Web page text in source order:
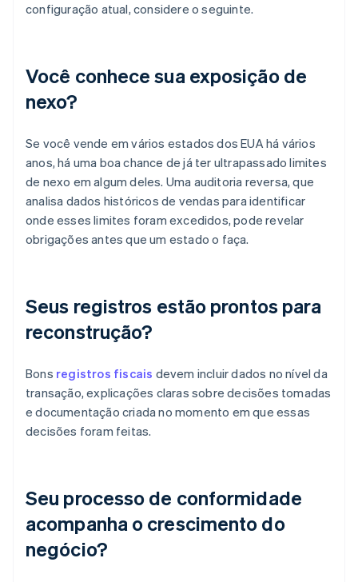
configuração atual, considere o seguinte.
Você conhece sua exposição de
nexo?
Se você vende em vários estados dos EUA há vários
anos, há uma boa chance de já ter ultrapassado limites
de nexo em algum deles. Uma auditoria reversa, que
analisa dados históricos de vendas para identificar
onde esses limites foram excedidos, pode revelar
obrigações antes que um estado o faça.
Seus registros estão prontos para
reconstrução?
Bons registros fiscais devem incluir dados no nível da
transação, explicações claras sobre decisões tomadas
e documentação criada no momento em que essas
decisões foram feitas.
Seu processo de conformidade
acompanha o crescimento do
negócio?